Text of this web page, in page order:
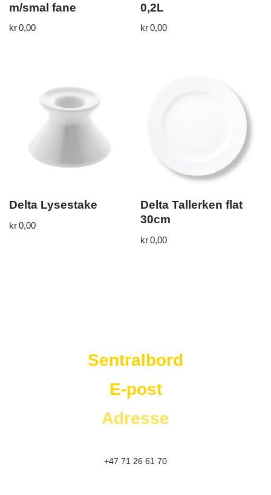
m/smal fane
kr0,00
0,2L
kr0,00
Delta Lysestake
kr0,00
Delta Tallerken flat
30cm
kr0,00
Sentralbord
E-post
Adresse
+47 71 26 61 70